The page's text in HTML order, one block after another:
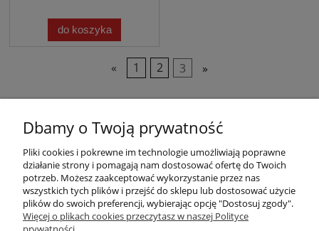
do koszyka
« 1 2 3 »
Warunki zakupów
Dbamy o Twoją prywatność
Pliki cookies i pokrewne im technologie umożliwiają poprawne
działanie strony i pomagają nam dostosować ofertę do Twoich
potrzeb. Możesz zaakceptować wykorzystanie przez nas
wszystkich tych plików i przejść do sklepu lub dostosować użycie
plików do swoich preferencji, wybierając opcję "Dostosuj zgody".
Więcej o plikach cookies przeczytasz w naszej Polityce